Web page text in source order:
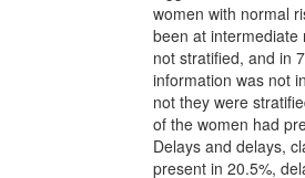
women with normal
been at intermediate
not stratified, and in
information was not
not they were
of the women had
Delays and delays,
present in 20.5%,